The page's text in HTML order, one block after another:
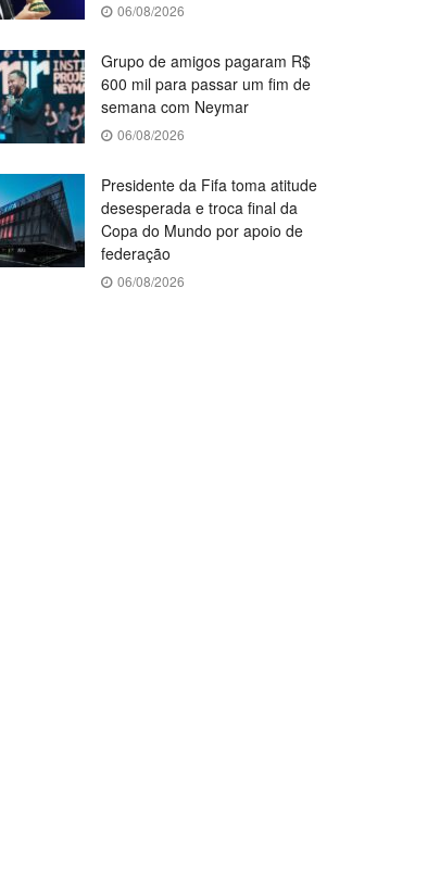
06/08/2026
Grupo de amigos pagaram R$
600 mil para passar um fim de
semana com Neymar
06/08/2026
Presidente da Fifa toma atitude
desesperada e troca final da
Copa do Mundo por apoio de
federação
06/08/2026